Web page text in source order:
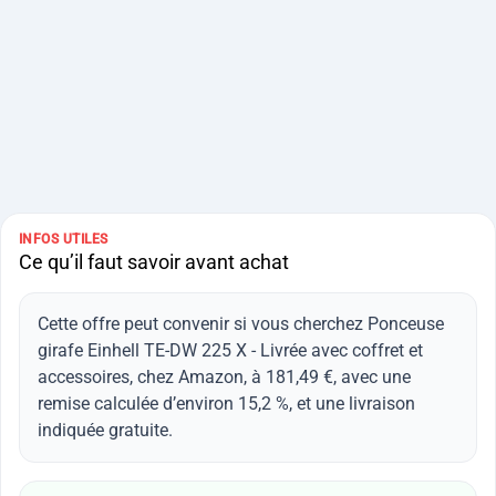
INFOS UTILES
Ce qu’il faut savoir avant achat
Cette offre peut convenir si vous cherchez Ponceuse
girafe Einhell TE-DW 225 X - Livrée avec coffret et
accessoires, chez Amazon, à 181,49 €, avec une
remise calculée d’environ 15,2 %, et une livraison
indiquée gratuite.